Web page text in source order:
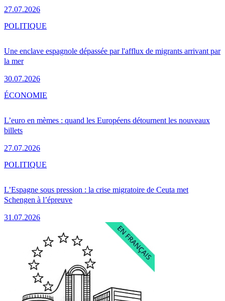
27.07.2026
Une enclave espagnole dépassée par l'afflux de migrants arrivant par
la mer
30.07.2026
POLITIQUE
L’euro en mèmes : quand les Européens détournent les nouveaux
billets
27.07.2026
ÉCONOMIE
L’Espagne sous pression : la crise migratoire de Ceuta met
Schengen à l’épreuve
31.07.2026
POLITIQUE